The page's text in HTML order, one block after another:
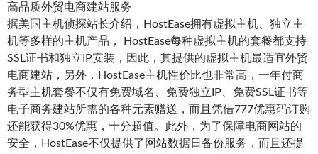
高品质外贸电商建站服务
据美国主机侦探站长介绍，HostEase拥有虚拟主机、独立主
机等多样的主机产品， HostEase每种虚拟主机的套餐都支持
SSL证书和独立IP安装，因此，其提供的虚拟主机最适宜外贸
电商建站，另外，HostEase主机性价比也非常高，一年付商
务型主机套餐不仅有免费域名、免费独立IP、免费SSL证书等
电子商务建站所需的各种元素赠送，而且凭借777优惠码订购
还能获得30%优惠，十分超值。此外，为了保障电商网站的
安全，HostEase不仅提供了网站数据日备份服务，而且还提